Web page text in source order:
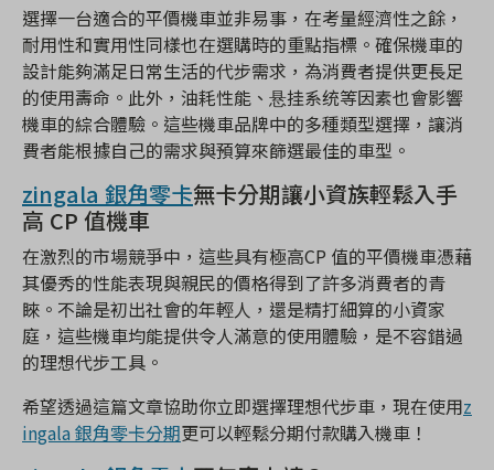
選擇一台適合的平價機車並非易事，在考量經濟性之餘，
耐用性和實用性同樣也在選購時的重點指標。確保機車的
設計能夠滿足日常生活的代步需求，為消費者提供更長足
的使用壽命。此外，油耗性能、悬挂系统等因素也會影響
機車的綜合體驗。這些機車品牌中的多種類型選擇，讓消
費者能根據自己的需求與預算來篩選最佳的車型。
zingala 銀角零卡無卡分期讓小資族輕鬆入手
高 CP 值機車
在激烈的市場競爭中，這些具有極高CP 值的平價機車憑藉
其優秀的性能表現與親民的價格得到了許多消費者的青
睞。不論是初出社會的年輕人，還是精打細算的小資家
庭，這些機車均能提供令人滿意的使用體驗，是不容錯過
的理想代步工具。
希望透過這篇文章協助你立即選擇理想代步車，現在使用z
ingala 銀角零卡分期更可以輕鬆分期付款購入機車！